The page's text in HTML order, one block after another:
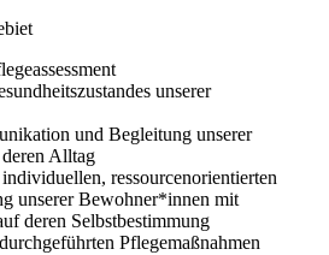
unserer
und Begleitung unserer
Alltag
ressourcenorientierten
unserer Bewohner*innen mit
deren Selbstbestimmung
Pflegemaßnahmen